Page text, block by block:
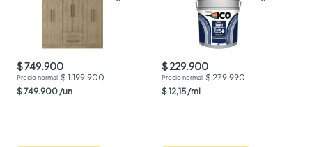
$ 749.900
$ 1.199.900
$749.900 /un
$ 229.900
$ 279.990
$12,15 /ml